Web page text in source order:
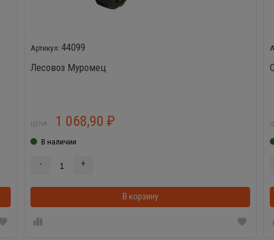
В корзинке
44099
Лесовоз Муромец
ЦЕНА: 1 068,90 ₽
В наличии
- +
В корзину